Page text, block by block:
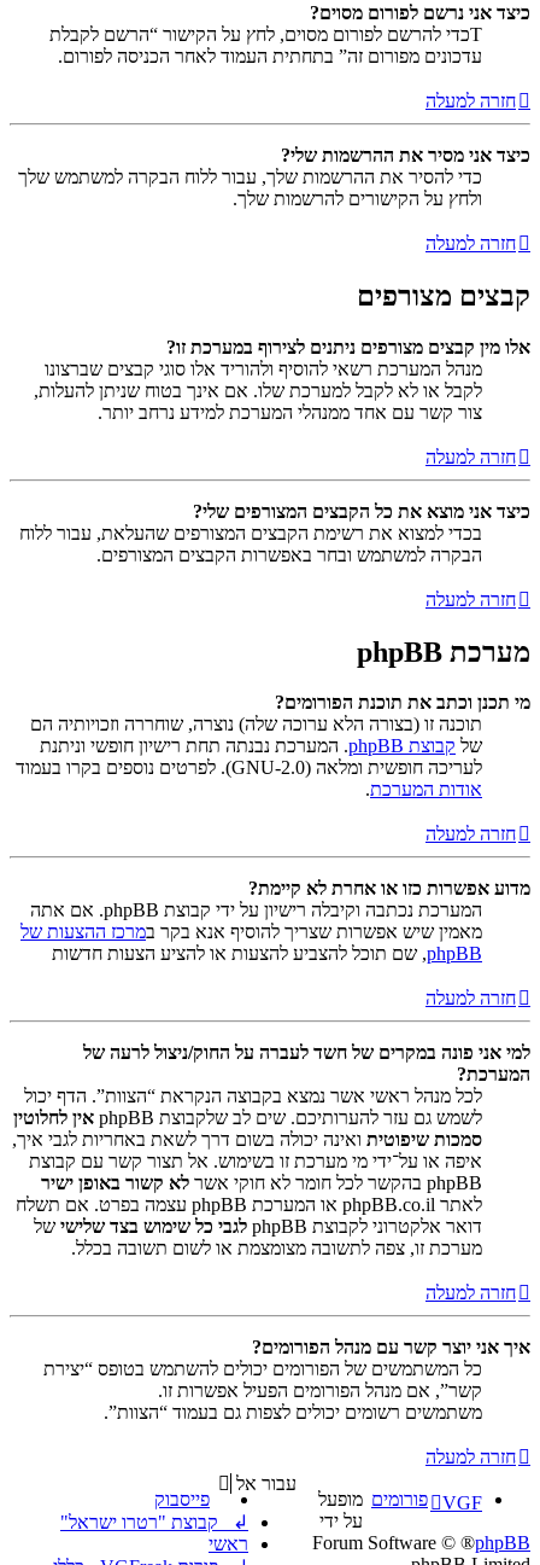
כיצד אני נרשם לפורום מסוים?
Tכדי להרשם לפורום מסוים, לחץ על הקישור “הרשם לקבלת
עדכונים מפורום זה” בתחתית העמוד לאחר הכניסה לפורום.
חזרה למעלה
כיצד אני מסיר את ההרשמות שלי?
כדי להסיר את ההרשמות שלך, עבור ללוח הבקרה למשתמש שלך
ולחץ על הקישורים להרשמות שלך.
חזרה למעלה
קבצים מצורפים
אלו מין קבצים מצורפים ניתנים לצירוף במערכת זו?
מנהל המערכת רשאי להוסיף ולהוריד אלו סוגי קבצים שברצונו
לקבל או לא לקבל למערכת שלו. אם אינך בטוח שניתן להעלות,
צור קשר עם אחד ממנהלי המערכת למידע נרחב יותר.
חזרה למעלה
כיצד אני מוצא את כל הקבצים המצורפים שלי?
בכדי למצוא את רשימת הקבצים המצורפים שהעלאת, עבור ללוח
הבקרה למשתמש ובחר באפשרות הקבצים המצורפים.
חזרה למעלה
מערכת phpBB
מי תכנן וכתב את תוכנת הפורומים?
תוכנה זו (בצורה הלא ערוכה שלה) נוצרה, שוחררה וזכויותיה הם
של קבוצת phpBB
. המערכת נבנתה תחת רישיון חופשי וניתנת
לעריכה חופשית ומלאה (GNU-2.0). לפרטים נוספים בקרו בעמוד
אודות המערכת.
חזרה למעלה
מדוע אפשרות כזו או אחרת לא קיימת?
המערכת נכתבה וקיבלה רישיון על ידי קבוצת phpBB. אם אתה
מאמין שיש אפשרות שצריך להוסיף אנא בקר במרכז ההצעות של
phpBB, שם תוכל להצביע להצעות או להציע הצעות חדשות
חזרה למעלה
למי אני פונה במקרים של חשד לעברה על החוק/ניצול לרעה של
המערכת?
לכל מנהל ראשי אשר נמצא בקבוצה הנקראת “הצוות”. הדף יכול
לשמש גם עזר להערותיכם. שים לב שלקבוצת phpBB
אין לחלוטין
סמכות שיפוטית ואינה יכולה בשום דרך לשאת באחריות לגבי איך,
איפה או על־ידי מי מערכת זו בשימוש. אל תצור קשר עם קבוצת
phpBB בהקשר לכל חומר לא חוקי אשר
לא קשור באופן ישיר
לאתר phpBB.co.il או המערכת phpBB עצמה בפרט. אם תשלח
דואר אלקטרוני לקבוצת phpBB
לגבי כל שימוש בצד שלישי של
מערכת זו, צפה לתשובה מצומצמת או לשום תשובה בכלל.
חזרה למעלה
איך אני יוצר קשר עם מנהל הפורומים?
כל המשתמשים של הפורומים יכולים להשתמש בטופס “יצירת
קשר”, אם מנהל הפורומים הפעיל אפשרות זו.
משתמשים רשומים יכולים לצפות גם בעמוד “הצוות”.
חזרה למעלה
עבור אל
פייסבוק
↲ קבוצת "רטרו ישראל"
ראשי
VGF פורומים מופעל
על ידי
phpBB
® Forum Software ©